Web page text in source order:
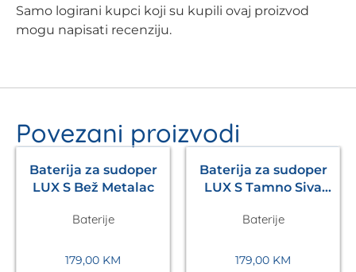
Samo logirani kupci koji su kupili ovaj proizvod
mogu napisati recenziju.
Povezani proizvodi
Baterija za sudoper
LUX S Bež Metalac
Baterije
179,00 KM
Baterija za sudoper
LUX S Tamno Siva
Baterije
179,00 KM